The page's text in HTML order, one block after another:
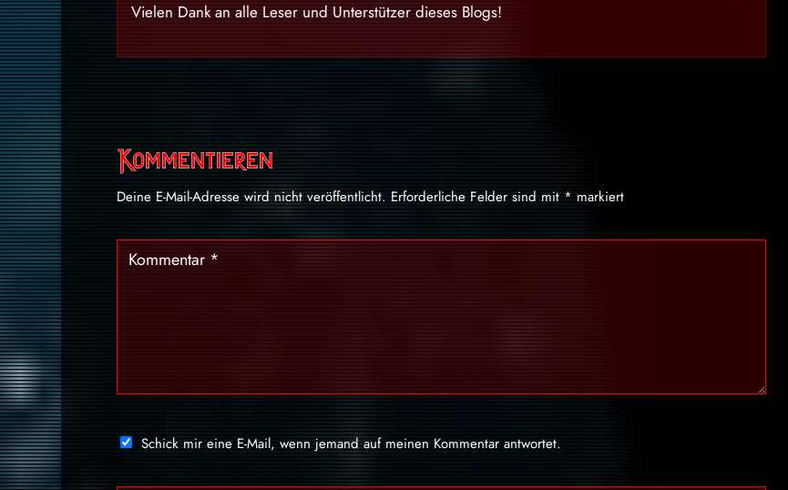
Vielen Dank an alle Leser und Unterstützer dieses Blogs!
Kommentieren
Deine E-Mail-Adresse wird nicht veröffentlicht. Erforderliche Felder sind mit * markiert
Schick mir eine E-Mail, wenn jemand auf meinen Kommentar antwortet.